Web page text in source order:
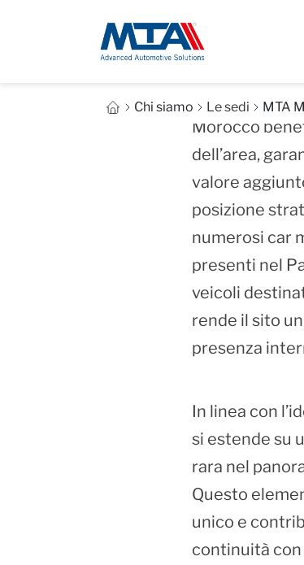
Chi siamo Le sedi MTA
Free Trade
Morocco
dell’area,
valore
posizione
numerosi car
presenti nel
veicoli
rende il sito
presenza
In linea con
si estende su
rara nel
Questo
unico e
continuità